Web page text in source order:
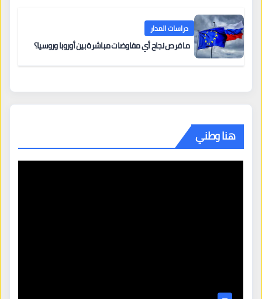
دراسات المدار
ما فرص نجاح أي مفاوضات مباشرة بين أوروبا وروسيا؟
هنا وطني